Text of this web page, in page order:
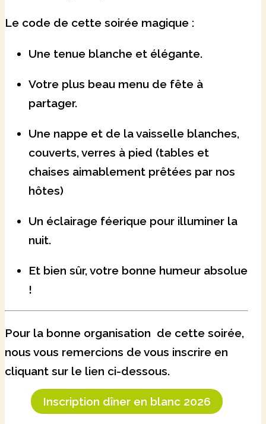
Le code de cette soirée magique :
Une tenue blanche et élégante.
Votre plus beau menu de fête à
partager.
Une nappe et de la vaisselle blanches,
couverts, verres à pied (tables et
chaises aimablement prêtées par nos
hôtes)
Un éclairage féerique pour illuminer la
nuit.
Et bien sûr, votre bonne humeur absolue
!
Pour la bonne organisation de cette soirée,
nous vous remercions de vous inscrire en
cliquant sur le lien ci-dessous.
Inscription dîner en blanc 2026